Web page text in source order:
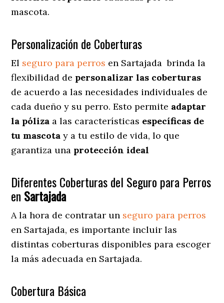
mascota.
Personalización de Coberturas
El seguro para perros en Sartajada brinda la
flexibilidad de personalizar las coberturas
de acuerdo a las necesidades individuales de
cada dueño y su perro. Esto permite adaptar
la póliza a las características específicas de
tu mascota y a tu estilo de vida, lo que
garantiza una protección ideal
Diferentes Coberturas del Seguro para Perros
en Sartajada
A la hora de contratar un seguro para perros
en Sartajada, es importante incluir las
distintas coberturas disponibles para escoger
la más adecuada en Sartajada.
Cobertura Básica